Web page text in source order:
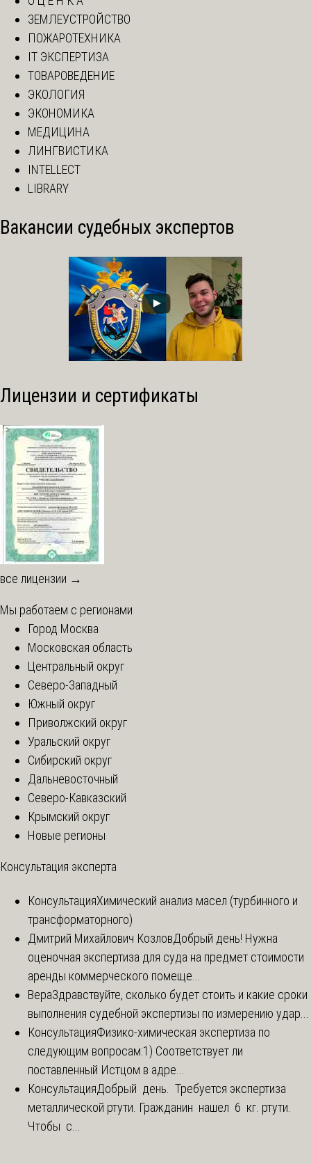
ЗЕМЛЕУСТРОЙСТВО
ПОЖАРОТЕХНИКА
IT ЭКСПЕРТИЗА
ТОВАРОВЕДЕНИЕ
ЭКОЛОГИЯ
ЭКОНОМИКА
МЕДИЦИНА
ЛИНГВИСТИКА
INTELLECT
LIBRARY
Вакансии судебных экспертов
Лицензии и сертификаты
все лицензии →
Мы работаем с регионами
Город Москва
Московская область
Центральный округ
Северо-Западный
Южный округ
Приволжский округ
Уральский округ
Сибирский округ
Дальневосточный
Северо-Кавказский
Крымский округ
Новые регионы
Консультация эксперта
КонсультацияХимический анализ масел (турбинного и
трансформаторного)
Дмитрий Михайлович КозловДобрый день! Нужна
оценочная экспертиза для суда на предмет стоимости
аренды коммерческого помеще...
ВераЗдравствуйте, сколько будет стоить и какие сроки
выполнения судебной экспертизы по измерению удар...
КонсультацияФизико-химическая экспертиза по
следующим вопросам:1) Соответствует ли
поставленный Истцом в адре...
КонсультацияДобрый день. Требуется экспертиза
металлической ртути. Гражданин нашел 6 кг. ртути.
Чтобы с...